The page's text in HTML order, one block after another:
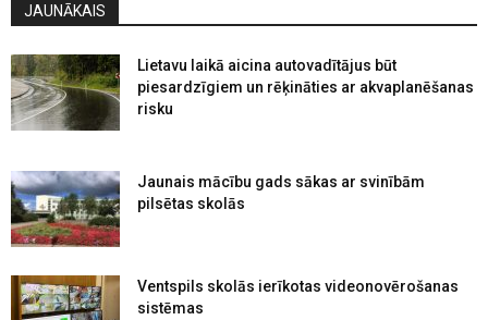
JAUNĀKAIS
Lietavu laikā aicina autovadītājus būt
piesardzīgiem un rēķināties ar akvaplanēšanas
risku
Jaunais mācību gads sākas ar svinībām
pilsētas skolās
Ventspils skolās ierīkotas videonovērošanas
sistēmas